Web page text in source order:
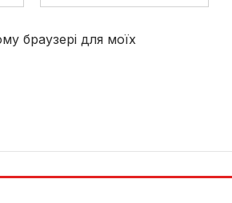
браузері для моїх